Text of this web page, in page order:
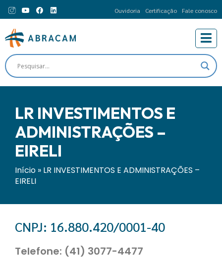
Ouvidoria Certificação Fale conosco
LR INVESTIMENTOS E
ADMINISTRAÇÕES –
EIRELI
Início » LR INVESTIMENTOS E ADMINISTRAÇÕES –
EIRELI
CNPJ: 16.880.420/0001-40
Telefone: (41) 3077-4477